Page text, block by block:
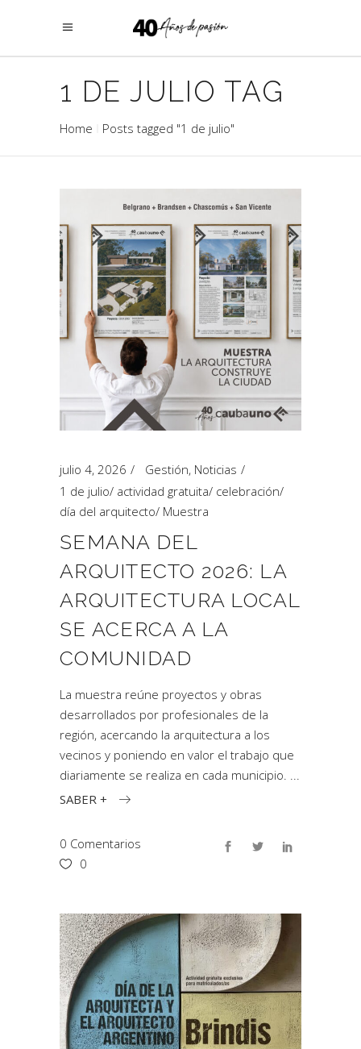
1 DE JULIO TAG
Home Posts tagged "1 de julio"
julio 4, 2026 Gestión, Noticias
1 de julio/ actividad gratuita/ celebración/
día del arquitecto/ Muestra
SEMANA DEL
ARQUITECTO 2026: LA
ARQUITECTURA LOCAL
SE ACERCA A LA
COMUNIDAD
La muestra reúne proyectos y obras
desarrollados por profesionales de la
región, acercando la arquitectura a los
vecinos y poniendo en valor el trabajo que
diariamente se realiza en cada municipio.
SABER +
0 Comentarios
0